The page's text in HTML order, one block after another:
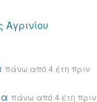
Αγρινίου
πάνω από 4 έτη πριν
πάνω από 4 έτη πριν